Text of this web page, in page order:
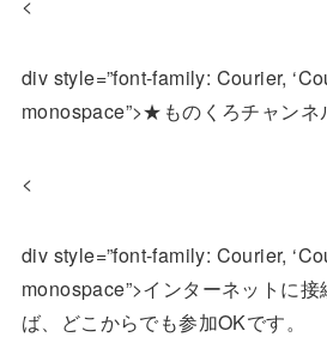
<
div style=”font-family: Courier,
monospace”>★ものくろチャン
<
div style=”font-family: Courier,
monospace”>インターネットに
ば、どこからでも参加OKです。